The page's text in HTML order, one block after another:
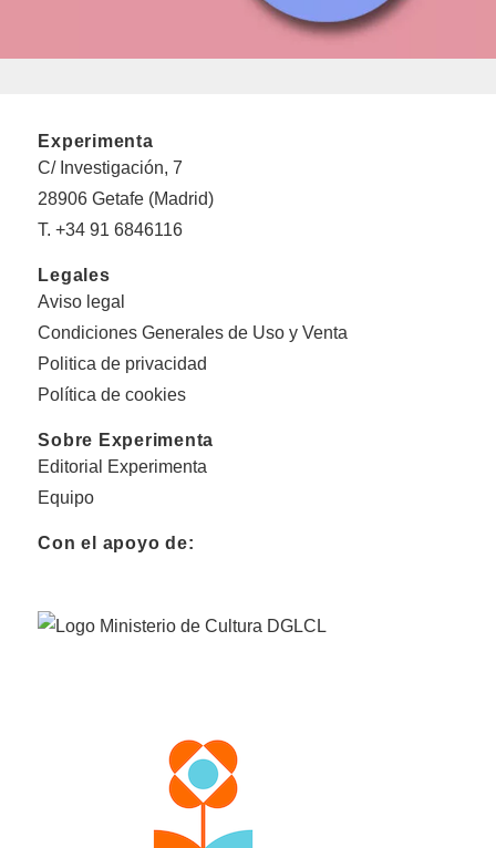
Experimenta
C/ Investigación, 7
28906 Getafe (Madrid)
T. +34 91 6846116
Legales
Aviso legal
Condiciones Generales de Uso y Venta
Politica de privacidad
Política de cookies
Sobre Experimenta
Editorial Experimenta
Equipo
Con el apoyo de: